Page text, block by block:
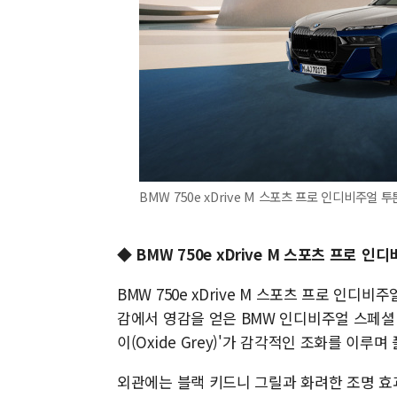
BMW 750e xDrive M 스포츠 프로 인디비주얼
◆ BMW 750e xDrive M 스포츠 프로 인디
BMW 750e xDrive M 스포츠 프로 인디비주
감에서 영감을 얻은 BMW 인디비주얼 스
이(Oxide Grey)'가 감각적인 조화를 이루며
외관에는 블랙 키드니 그릴과 화려한 조명